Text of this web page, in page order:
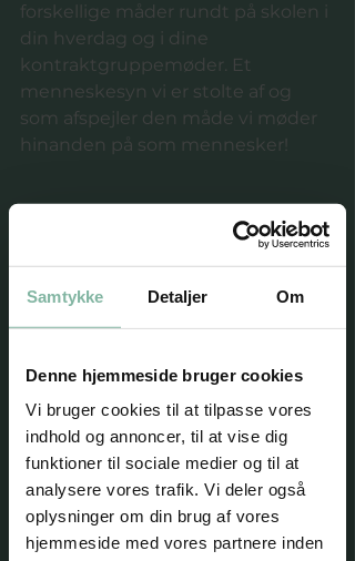
Samtykke Detaljer Om
Denne hjemmeside bruger cookies
Vi bruger cookies til at tilpasse vores
indhold og annoncer, til at vise dig
funktioner til sociale medier og til at
analysere vores trafik. Vi deler også
oplysninger om din brug af vores
hjemmeside med vores partnere inden
forskellige måder rundt på skolen i
din hverdag og i dine
kontraktgruppemøder. Et
menneskesyn vi er stolte af og
som afspejler den måde vi møder
hinanden på som mennesker!